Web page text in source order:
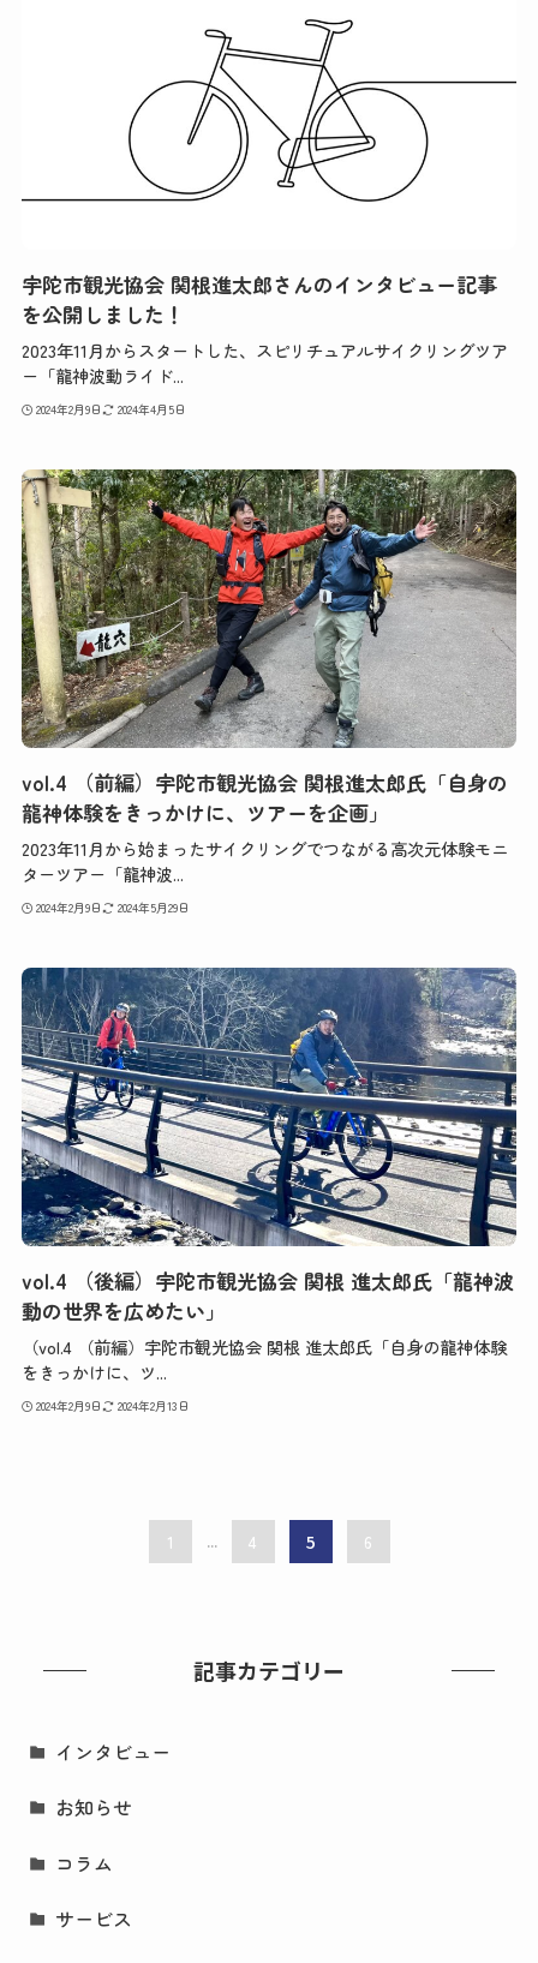
宇陀市観光協会 関根進太郎さんのインタビュー記事
を公開しました！
2023年11月からスタートした、スピリチュアルサイクリングツア
ー「龍神波動ライド...
2024年2月9日 2024年4月5日
vol.4 （前編）宇陀市観光協会 関根進太郎氏「自身の
龍神体験をきっかけに、ツアーを企画」
2023年11月から始まったサイクリングでつながる高次元体験モニ
ターツアー「龍神波...
2024年2月9日 2024年5月29日
vol.4 （後編）宇陀市観光協会 関根 進太郎氏「龍神波
動の世界を広めたい」
（vol.4 （前編）宇陀市観光協会 関根 進太郎氏「自身の龍神体験
をきっかけに、ツ...
2024年2月9日 2024年2月13日
1 ... 4 5 6
記事カテゴリー
インタビュー
お知らせ
コラム
サービス